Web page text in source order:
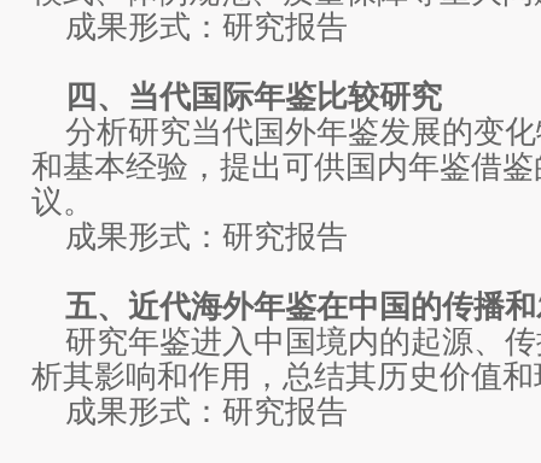
成果形式：研究报告
四、当代国际年鉴比较研究
分析研究当代国外年鉴发展的变
和基本经验，提出可供国内年鉴借
议。
成果形式：研究报告
五、近代海外年鉴在中国的传播
研究年鉴进入中国境内的起源、
析其影响和作用，总结其历史价值
成果形式：研究报告